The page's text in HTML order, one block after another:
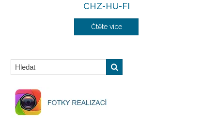
CHZ-HU-FI
Čtěte více